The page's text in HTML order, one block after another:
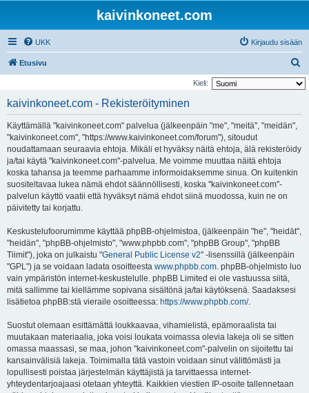
kaivinkoneet.com
UKK Kirjaudu sisään
Etusivu
t
Kieli:
kaivinkoneet.com - Rekisteröityminen
Käyttämällä "kaivinkoneet.com" palvelua (jälkeenpäin "me", "meitä", "meidän",
"kaivinkoneet.com", "https://www.kaivinkoneet.com/forum"), sitoudut
noudattamaan seuraavia ehtoja. Mikäli et hyväksy näitä ehtoja, älä rekisteröidy
ja/tai käytä "kaivinkoneet.com"-palvelua. Me voimme muuttaa näitä ehtoja
koska tahansa ja teemme parhaamme informoidaksemme sinua. On kuitenkin
suositeltavaa lukea nämä ehdot säännöllisesti, koska "kaivinkoneet.com"-
palvelun käyttö vaatii että hyväksyt nämä ehdot siinä muodossa, kuin ne on
päivitetty tai korjattu.
Keskustelufoorumimme käyttää phpBB-ohjelmistoa, (jälkeenpäin "he", "heidät",
"heidän", "phpBB-ohjelmisto", "www.phpbb.com", "phpBB Group", "phpBB
Tiimit"), joka on julkaistu "General Public License v2" -lisenssillä (jälkeenpäin
"GPL") ja se voidaan ladata osoitteesta www.phpbb.com. phpBB-ohjelmisto luo
vain ympäristön internet-keskustelulle. phpBB Limited ei ole vastuussa siitä,
mitä sallimme tai kiellämme sopivana sisältönä ja/tai käytöksenä. Saadaksesi
lisätietoa phpBB:stä vieraile osoitteessa: https://www.phpbb.com/.
Suostut olemaan esittämättä loukkaavaa, vihamielistä, epämoraalista tai
muutakaan materiaalia, joka voisi loukata voimassa olevia lakeja oli se sitten
omassa maassasi, se maa, johon "kaivinkoneet.com"-palvelin on sijoitettu tai
kansainvälisiä lakeja. Toimimalla tätä vastoin voidaan sinut välittömästi ja
lopullisesti poistaa järjestelmän käyttäjistä ja tarvittaessa internet-
yhteydentarjoajaasi otetaan yhteyttä. Kaikkien viestien IP-osoite tallennetaan